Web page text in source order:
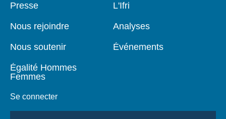
Pied
Presse
Nous rejoindre
Nous soutenir
Égalité Hommes
Femmes
Se connecter
Navigation
L'Ifri
Analyses
Événements